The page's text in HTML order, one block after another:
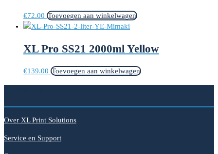
€72.00 Toevoegen aan winkelwagen
XL Pro SS21 2000ml Yellow
€139.00 Toevoegen aan winkelwagen
Over XL Print Solutions
Service en Support